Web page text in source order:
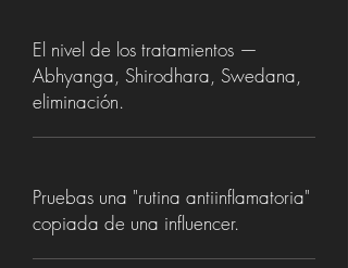
El nivel de los tratamientos —
Abhyanga, Shirodhara, Swedana,
eliminación.
Pruebas una "rutina antiinflamatoria"
copiada de una influencer.